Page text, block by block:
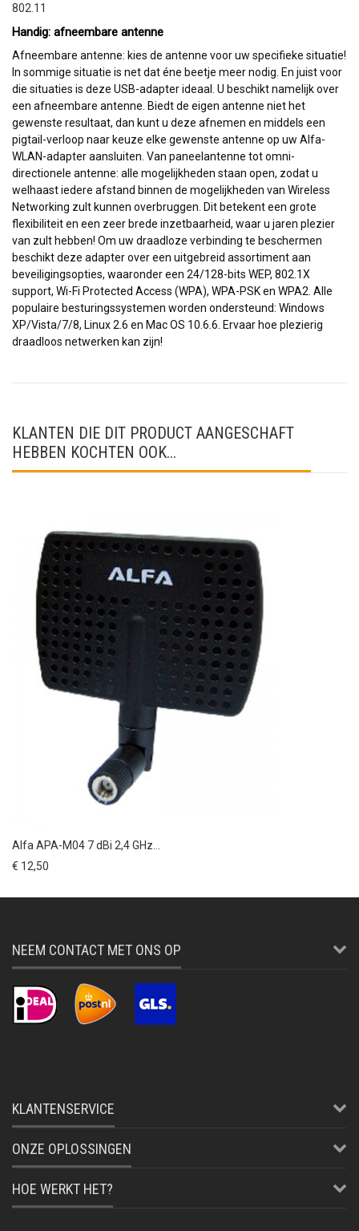
802.11
Handig: afneembare antenne
Afneembare antenne: kies de antenne voor uw specifieke situatie!
In sommige situatie is net dat éne beetje meer nodig. En juist voor
die situaties is deze USB-adapter ideaal. U beschikt namelijk over
een afneembare antenne. Biedt de eigen antenne niet het
gewenste resultaat, dan kunt u deze afnemen en middels een
pigtail-verloop naar keuze elke gewenste antenne op uw Alfa-
WLAN-adapter aansluiten. Van paneelantenne tot omni-
directionele antenne: alle mogelijkheden staan open, zodat u
welhaast iedere afstand binnen de mogelijkheden van Wireless
Networking zult kunnen overbruggen. Dit betekent een grote
flexibiliteit en een zeer brede inzetbaarheid, waar u jaren plezier
van zult hebben! Om uw draadloze verbinding te beschermen
beschikt deze adapter over een uitgebreid assortiment aan
beveiligingsopties, waaronder een 24/128-bits WEP, 802.1X
support, Wi-Fi Protected Access (WPA), WPA-PSK en WPA2. Alle
populaire besturingssystemen worden ondersteund: Windows
XP/Vista/7/8, Linux 2.6 en Mac OS 10.6.6. Ervaar hoe plezierig
draadloos netwerken kan zijn!
KLANTEN DIE DIT PRODUCT AANGESCHAFT
HEBBEN KOCHTEN OOK...
Alfa APA-M04 7 dBi 2,4 GHz...
€ 12,50
NEEM CONTACT MET ONS OP
KLANTENSERVICE
ONZE OPLOSSINGEN
HOE WERKT HET?